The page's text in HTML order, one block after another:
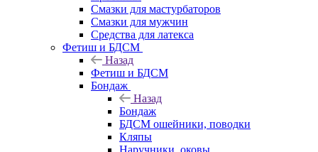
Смазки для мастурбаторов
Смазки для мужчин
Средства для латекса
Фетиш и БДСМ
Назад
Фетиш и БДСМ
Бондаж
Назад
Бондаж
БДСМ ошейники, поводки
Кляпы
Наручники, оковы